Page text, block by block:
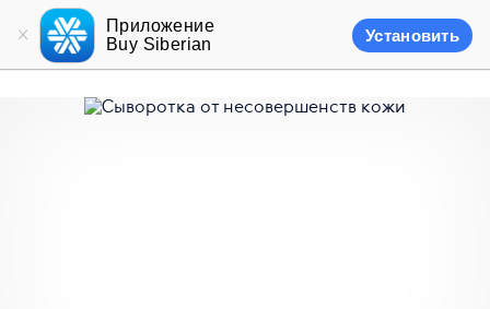
Приложение
Buy Siberian
Установить